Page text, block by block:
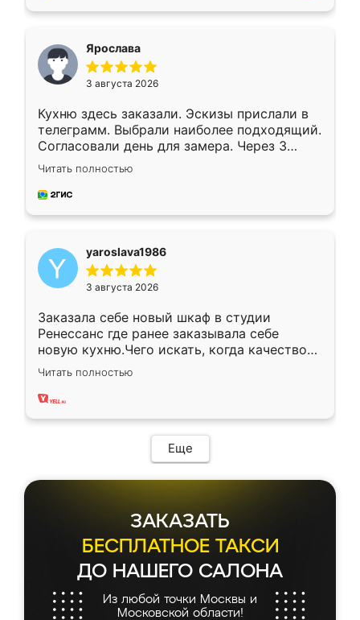
Ярослава
3 августа 2026
Кухню здесь заказали. Эскизы прислали в
телеграмм. Выбрали наиболее подходящий.
Согласовали день для замера. Через 3
недели кухня была уже готова. Остались
довольны работой. Спасибо Ренессанс
мебель за качественную работу!
Читать полностью
yaroslava1986
3 августа 2026
Заказала себе новый шкаф в студии
Ренессанс где ранее заказывала себе
новую кухню.Чего искать, когда качеством
вполне довольна. Служит кухня уже почти
два года, нареканий нет.
Читать полностью
Еще
ЗАКАЗАТЬ
БЕСПЛАТНОЕ ТАКСИ
ДО НАШЕГО САЛОНА
Из любой точки Москвы и
Московской области!